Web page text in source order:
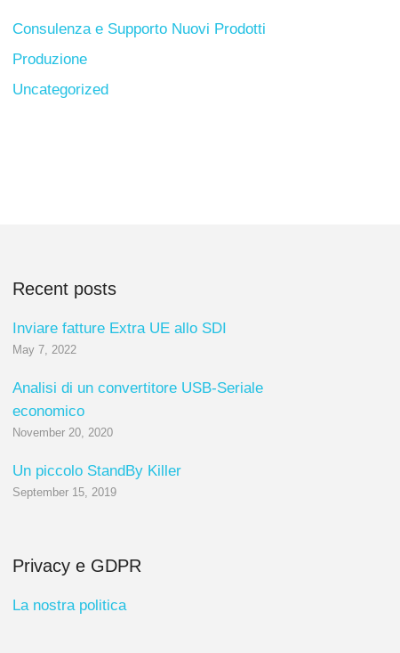
Consulenza e Supporto Nuovi Prodotti
Produzione
Uncategorized
Recent posts
Inviare fatture Extra UE allo SDI
May 7, 2022
Analisi di un convertitore USB-Seriale
economico
November 20, 2020
Un piccolo StandBy Killer
September 15, 2019
Privacy e GDPR
La nostra politica